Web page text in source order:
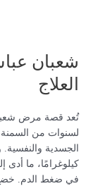
شعبان
العلاج
تُعد قصة مرض
لسنوات من
كيلوغرامًا، ما